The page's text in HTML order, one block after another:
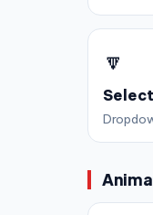
🔽
Select